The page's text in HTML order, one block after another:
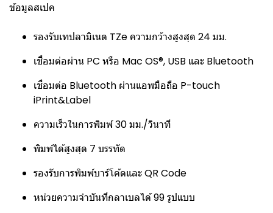
ข้อมูลสเปค
รองรับเทปลามิเนต TZe ความกว้างสูงสุด 24 มม.
เชื่อมต่อผ่าน PC หรือ Mac OS®, USB และ Bluetooth
เชื่อมต่อ Bluetooth ผ่านแอพมือถือ P-touch
iPrint&Label
ความเร็วในการพิมพ์ 30 มม./วินาที
พิมพ์ได้สูงสุด 7 บรรทัด
รองรับการพิมพ์บาร์โค้ดและ QR Code
หน่วยความจำบันทึกลาเบลได้ 99 รูปแบบ